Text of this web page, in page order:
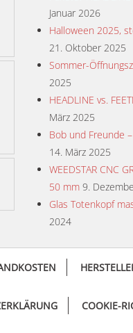
Januar 2026
Halloween 2025,
21. Oktober 2025
Sommer-
2025
HEADLINE vs.
März 2025
Bob und Freunde
14. März 2025
WEEDSTAR CNC
50 mm 9.
Glas Totenkopf
2024
COOKIE-